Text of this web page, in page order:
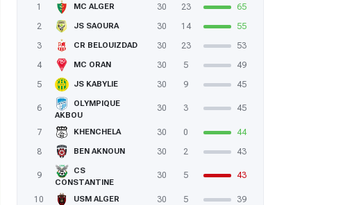
1 MC ALGER 30 23
65
2
JS SAOURA 30 14
55
3
CR BELOUIZDAD 30 23
53
4
MC ORAN 30 5
49
5
JS KABYLIE 30 9 45
6
OLYMPIQUE
AKBOU
30 3 45
7 KHENCHELA 30 0
44
8
BEN AKNOUN 30 2 43
9
CS
CONSTANTINE
30 5 43
10 USM ALGER 30 5
39